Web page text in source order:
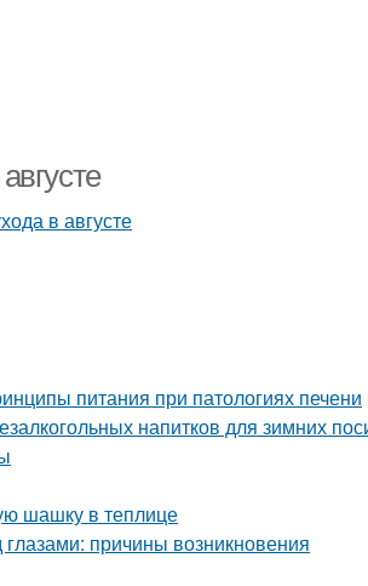
питания при патологиях печени
напитков для зимних
шашку в теплице
причины возникновения